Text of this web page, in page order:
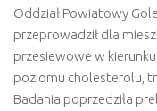
Oddział Powiatowy
przeprowadził dla
przesiewowe w
poziomu cholesterolu,
Badania poprzedziła